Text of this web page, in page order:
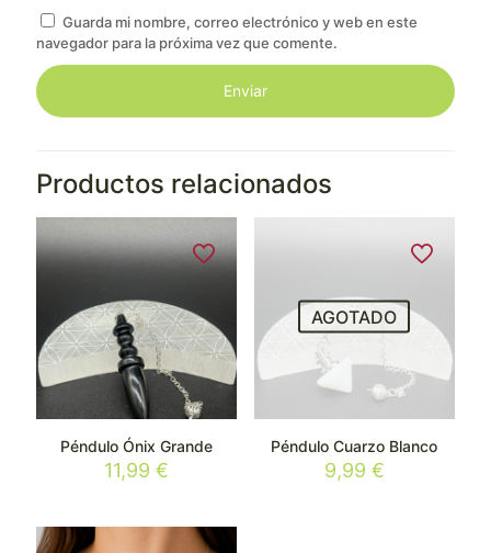
Guarda mi nombre, correo electrónico y web en este
navegador para la próxima vez que comente.
Productos relacionados
Péndulo Ónix Grande
11,99€
AGOTADO
Péndulo Cuarzo Blanco
9,99 €